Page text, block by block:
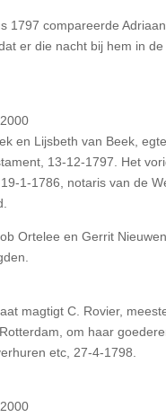
1797 compareerde
er die nacht bij hem in
en Lijsbeth van Beek,
13-12-1797. Het
1-1786, notaris van de
Ortelee en Gerrit
magtigt C. Rovier,
om haar
etc, 27-4-1798.